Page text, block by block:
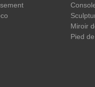
Miroir
Pied